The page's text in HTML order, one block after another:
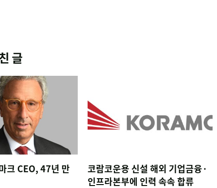
글
크 CEO, 47년 만
코람코운용 신설 해외 기업금융·
인프라본부에 인력 속속 합류